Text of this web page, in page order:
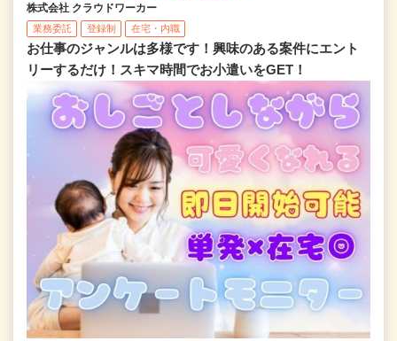
株式会社 クラウドワーカー
業務委託 登録制 在宅・内職
お仕事のジャンルは多様です！興味のある案件にエント
リーするだけ！スキマ時間でお小遣いをGET！